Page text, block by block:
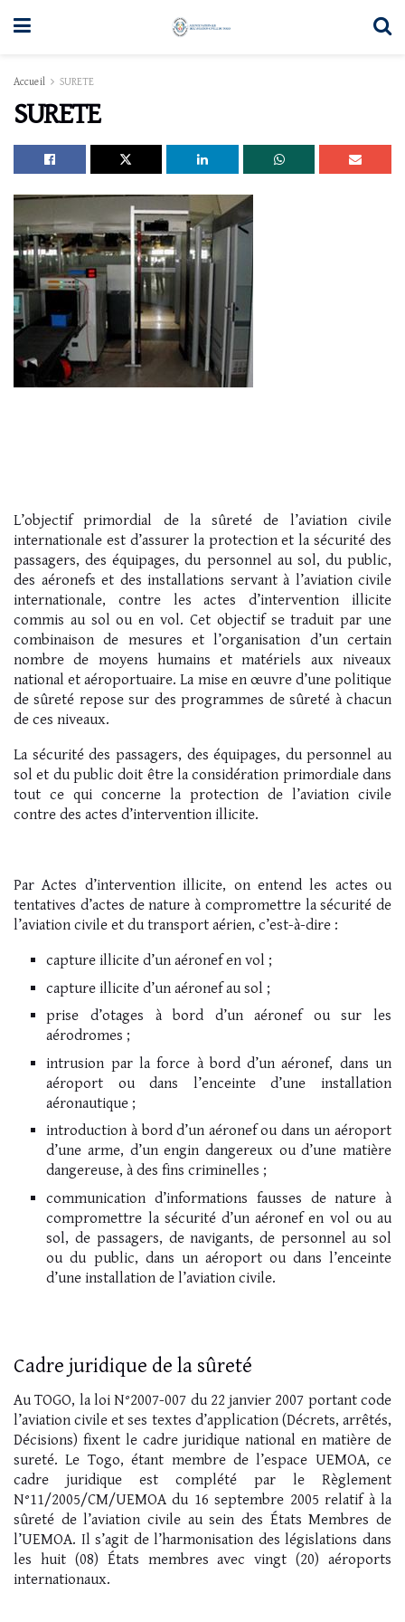
Accueil SURETE
SURETE
L’objectif primordial de la sûreté de l’aviation civile
internationale est d’assurer la protection et la sécurité des
passagers, des équipages, du personnel au sol, du public,
des aéronefs et des installations servant à l’aviation civile
internationale, contre les actes d’intervention illicite
commis au sol ou en vol. Cet objectif se traduit par une
combinaison de mesures et l’organisation d’un certain
nombre de moyens humains et matériels aux niveaux
national et aéroportuaire. La mise en œuvre d’une politique
de sûreté repose sur des programmes de sûreté à chacun
de ces niveaux.
La sécurité des passagers, des équipages, du personnel au
sol et du public doit être la considération primordiale dans
tout ce qui concerne la protection de l’aviation civile
contre des actes d’intervention illicite.
Par Actes d’intervention illicite, on entend les actes ou
tentatives d’actes de nature à compromettre la sécurité de
l’aviation civile et du transport aérien, c’est-à-dire :
capture illicite d’un aéronef en vol ;
capture illicite d’un aéronef au sol ;
prise d’otages à bord d’un aéronef ou sur les
aérodromes ;
intrusion par la force à bord d’un aéronef, dans un
aéroport ou dans l’enceinte d’une installation
aéronautique ;
introduction à bord d’un aéronef ou dans un aéroport
d’une arme, d’un engin dangereux ou d’une matière
dangereuse, à des fins criminelles ;
communication d’informations fausses de nature à
compromettre la sécurité d’un aéronef en vol ou au
sol, de passagers, de navigants, de personnel au sol
ou du public, dans un aéroport ou dans l’enceinte
d’une installation de l’aviation civile.
Cadre juridique de la sûreté
Au TOGO, la loi N°2007-007 du 22 janvier 2007 portant code
l’aviation civile et ses textes d’application (Décrets, arrêtés,
Décisions) fixent le cadre juridique national en matière de
sureté. Le Togo, étant membre de l’espace UEMOA, ce
cadre juridique est complété par le Règlement
N°11/2005/CM/UEMOA du 16 septembre 2005 relatif à la
sûreté de l’aviation civile au sein des États Membres de
l’UEMOA. Il s’agit de l’harmonisation des législations dans
les huit (08) États membres avec vingt (20) aéroports
internationaux.